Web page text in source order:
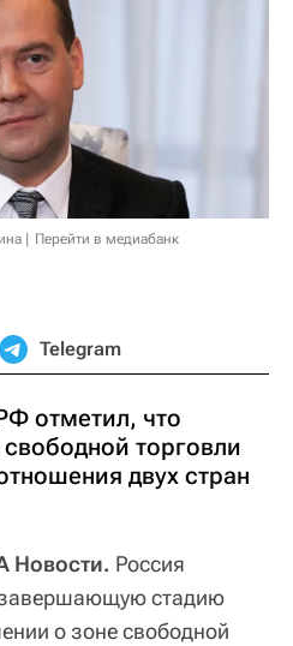
Перейти в медиабанк
Telegram
отметил, что
торговли
двух стран
Новости. Россия
завершающую стадию
о зоне свободной